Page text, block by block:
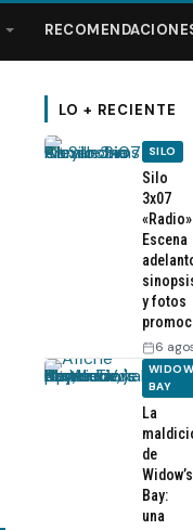
LO + RECIENTE
SILO
Silo
3x07
Escena
y fotos
6
BAY
La
de
Widow’s
Bay:
una